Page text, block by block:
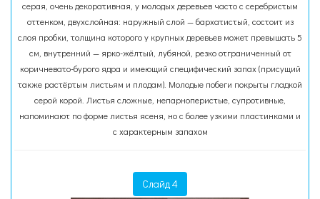
серая, очень декоративная, у молодых деревьев часто с серебристым
оттенком, двухслойная: наружный слой — бархатистый, состоит из
слоя пробки, толщина которого у крупных деревьев может превышать 5
см, внутренний — ярко-жёлтый, лубяной, резко отграниченный от
коричневато-бурого ядра и имеющий специфический запах (присущий
также растёртым листьям и плодам). Молодые побеги покрыты гладкой
серой корой. Листья сложные, непарноперистые, супротивные,
напоминают по форме листья ясеня, но с более узкими пластинками и
с характерным запахом
Слайд 4